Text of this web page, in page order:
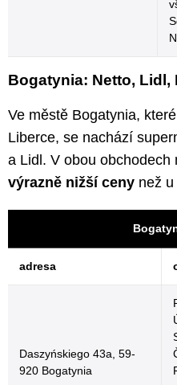
Bogatynia: Netto, Lidl,
Ve městě Bogatynia,
Liberce, se nachází
a Lidl. V obou obchodech
výrazně nižší ceny než u
adresa
Daszyńskiego 43a, 59-
920 Bogatynia